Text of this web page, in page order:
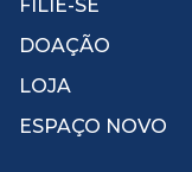
FILIE-SE
DOAÇÃO
LOJA
ESPAÇO NOVO